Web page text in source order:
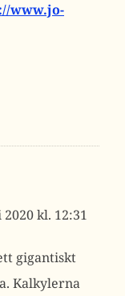
www.jo-
kl. 12:31
gigantiskt
Kalkylerna